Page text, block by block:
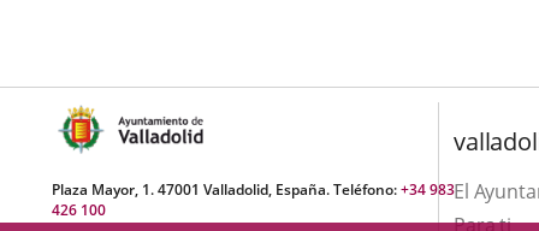
Plaza Mayor, 1. 47001 Valladolid, España. Teléfono:+34 983
426 100
El
Para ti